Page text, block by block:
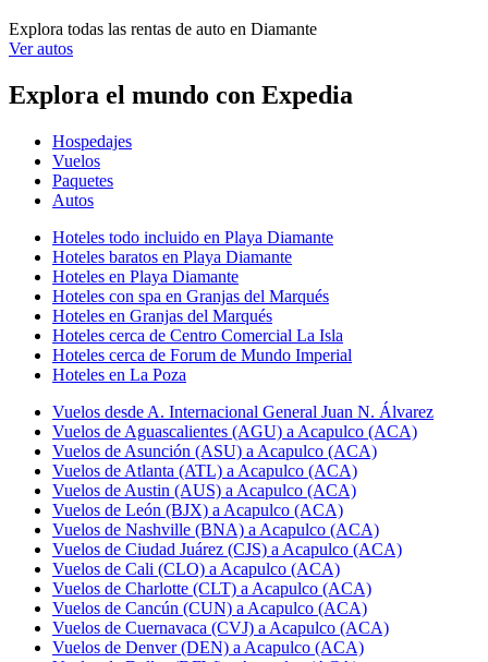
Explora todas las rentas de auto en Diamante
Ver autos
Explora el mundo con Expedia
Hospedajes
Vuelos
Paquetes
Autos
Hoteles todo incluido en Playa Diamante
Hoteles baratos en Playa Diamante
Hoteles en Playa Diamante
Hoteles con spa en Granjas del Marqués
Hoteles en Granjas del Marqués
Hoteles cerca de Centro Comercial La Isla
Hoteles cerca de Forum de Mundo Imperial
Hoteles en La Poza
Vuelos desde A. Internacional General Juan N. Álvarez
Vuelos de Aguascalientes (AGU) a Acapulco (ACA)
Vuelos de Asunción (ASU) a Acapulco (ACA)
Vuelos de Atlanta (ATL) a Acapulco (ACA)
Vuelos de Austin (AUS) a Acapulco (ACA)
Vuelos de León (BJX) a Acapulco (ACA)
Vuelos de Nashville (BNA) a Acapulco (ACA)
Vuelos de Ciudad Juárez (CJS) a Acapulco (ACA)
Vuelos de Cali (CLO) a Acapulco (ACA)
Vuelos de Charlotte (CLT) a Acapulco (ACA)
Vuelos de Cancún (CUN) a Acapulco (ACA)
Vuelos de Cuernavaca (CVJ) a Acapulco (ACA)
Vuelos de Denver (DEN) a Acapulco (ACA)